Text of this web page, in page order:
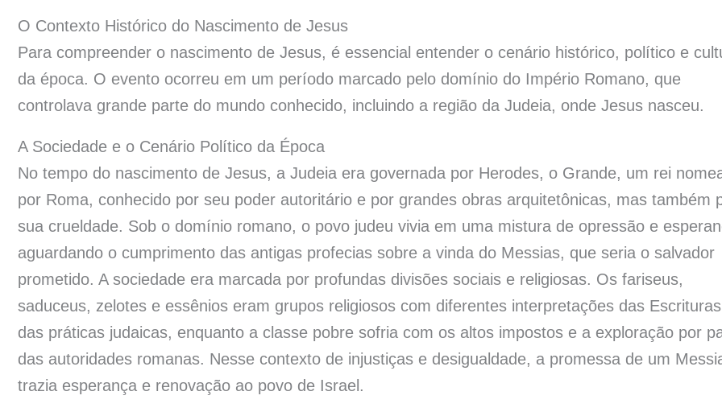
O Contexto Histórico do Nascimento de Jesus
Para compreender o nascimento de Jesus, é essencial entender o cenário histórico, político e
da época. O evento ocorreu em um período marcado pelo domínio do Império Romano, que
controlava grande parte do mundo conhecido, incluindo a região da Judeia, onde Jesus nasceu.
A Sociedade e o Cenário Político da Época
No tempo do nascimento de Jesus, a Judeia era governada por Herodes, o Grande, um rei
por Roma, conhecido por seu poder autoritário e por grandes obras arquitetônicas, mas também
sua crueldade. Sob o domínio romano, o povo judeu vivia em uma mistura de opressão e
aguardando o cumprimento das antigas profecias sobre a vinda do Messias, que seria o salvador
prometido. A sociedade era marcada por profundas divisões sociais e religiosas. Os fariseus,
saduceus, zelotes e essênios eram grupos religiosos com diferentes interpretações das
das práticas judaicas, enquanto a classe pobre sofria com os altos impostos e a exploração por
das autoridades romanas. Nesse contexto de injustiças e desigualdade, a promessa de um
trazia esperança e renovação ao povo de Israel.